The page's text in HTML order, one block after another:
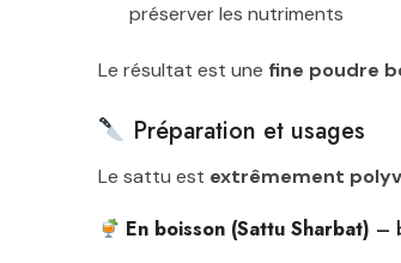
préserver les nutriments
Le résultat est une fine poudre
Préparation et usages
Le sattu est extrêmement
En boisson (Sattu Sharbat) –